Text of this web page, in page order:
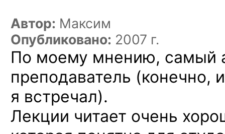
Автор: Максим
Опубликовано: 2007 г.
По моему мнению, самый
преподаватель (конечно,
я встречал).
Лекции читает очень